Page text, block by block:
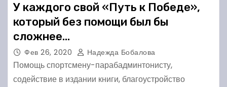
У каждого свой «Путь к Победе»,
который без помощи был бы
сложнее…
Фев 26, 2020 Надежда Бобалова
Помощь спортсмену-парабадминтонисту,
содействие в издании книги, благоустройство